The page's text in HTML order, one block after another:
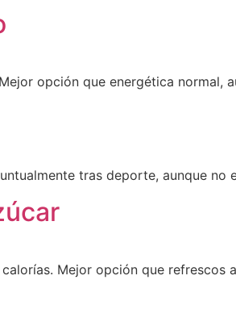
opción que energética normal,
tras deporte, aunque no
Mejor opción que refrescos